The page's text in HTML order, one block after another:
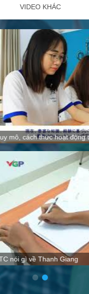
VIDEO KHÁC
hoạt động tại Thanh Giang
Giang